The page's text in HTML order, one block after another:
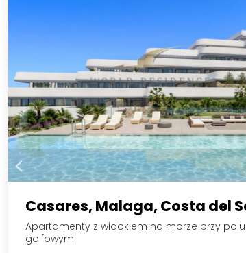
Casares, Malaga, Costa del
Apartamenty z widokiem na morze przy polu
golfowym